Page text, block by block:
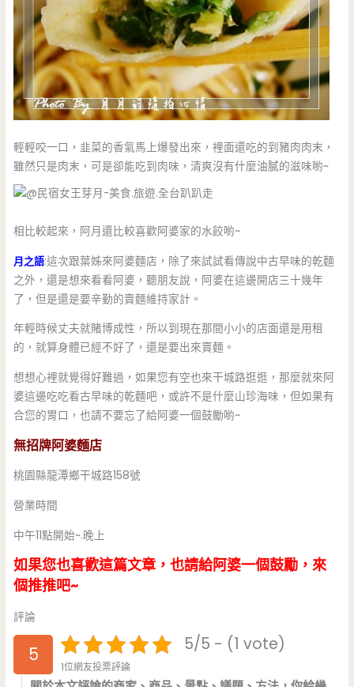
輕輕咬一口，韭菜的香氣馬上爆發出來，裡面還吃的到豬肉肉末，
雖然只是肉末，可是卻能吃到肉味，清爽沒有什麼油膩的滋味喲~
相比較起來，阿月還比較喜歡阿婆家的水餃喲~
月之語:這次跟葉姊來阿婆麵店，除了來試試看傳說中古早味的乾麵
之外，還是想來看看阿婆，聽朋友說，阿婆在這邊開店三十幾年
了，但是還是要辛勤的賣麵維持家計。
年輕時候丈夫就賭博成性，所以到現在那間小小的店面還是用租
的，就算身體已經不好了，還是要出來賣麵。
想想心裡就覺得好難過，如果您有空也來干城路逛逛，那麼就來阿
婆這邊吃吃看古早味的乾麵吧，或許不是什麼山珍海味，但如果有
合您的胃口，也請不要忘了給阿婆一個鼓勵喲~
無招牌阿婆麵店
桃園縣龍潭鄉干城路158號
營業時間
中午11點開始~.晚上
如果您也喜歡這篇文章，也請給阿婆一個鼓勵，來
個推推吧~
評論
5 5/5 - (1 vote)
1位網友投票評論